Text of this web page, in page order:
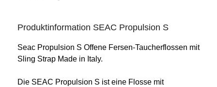
Produktinformation SEAC Propulsion S
Seac Propulsion S Offene Fersen-Taucherflossen mit
Sling Strap Made in Italy.
Die SEAC Propulsion S ist eine Flosse mit